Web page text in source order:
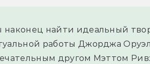
наконец найти идеальный
работы Джорджа
другом Мэттом